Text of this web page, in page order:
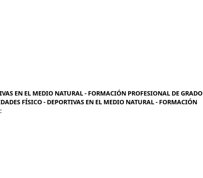
EN EL MEDIO NATURAL - FORMACIÓN PROFESIONAL DE GRADO
FÍSICO - DEPORTIVAS EN EL MEDIO NATURAL - FORMACIÓN